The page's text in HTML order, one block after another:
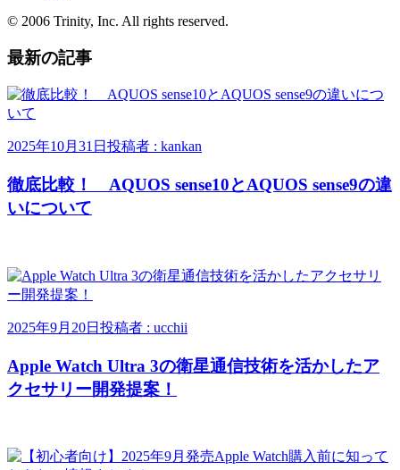
© 2006 Trinity, Inc. All rights reserved.
最新の記事
2025年10月31日 投稿者 : kankan
徹底比較！ AQUOS sense10とAQUOS sense9の違
いについて
2025年9月20日 投稿者 : ucchii
Apple Watch Ultra 3の衛星通信技術を活かしたア
クセサリー開発提案！